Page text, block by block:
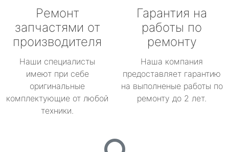
Ремонт
запчастями от
производителя
Наши специалисты
имеют при себе
оригинальные
комплектующие от любой
техники.
Гарантия на
работы по
ремонту
Наша компания
предоставляет гарантию
на выполненые работы по
ремонту до 2 лет.